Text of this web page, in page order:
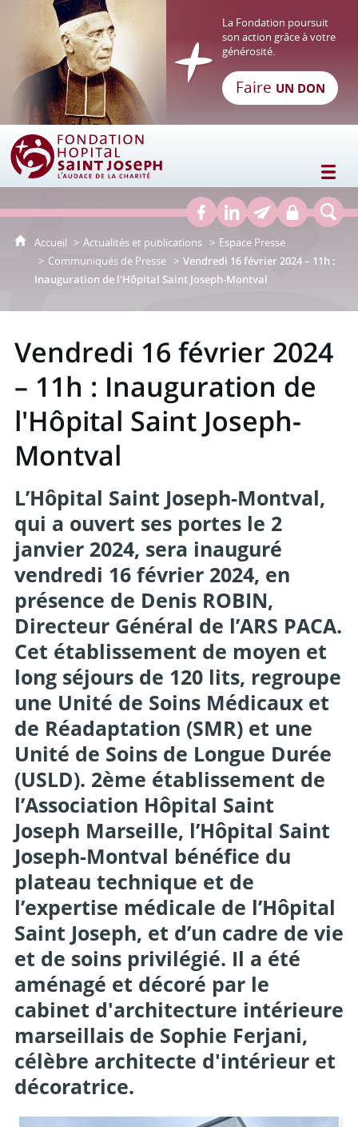
Fondation Hôpital Saint Joseph
La Fondation poursuit
son action grâce à votre
générosité.
Faire UN DON
Accueil Actualités et publications
Espace Presse
Communiqués de Presse
Vendredi 16 février 2024 – 11h :
Inauguration de l'Hôpital Saint Joseph-Montval
Vendredi 16 février 2024
– 11h : Inauguration de
l'Hôpital Saint Joseph-
Montval
L’Hôpital Saint Joseph-Montval,
qui a ouvert ses portes le 2
janvier 2024, sera inauguré
vendredi 16 février 2024, en
présence de Denis ROBIN,
Directeur Général de l’ARS PACA.
Cet établissement de moyen et
long séjours de 120 lits, regroupe
une Unité de Soins Médicaux et
de Réadaptation (SMR) et une
Unité de Soins de Longue Durée
(USLD). 2ème établissement de
l’Association Hôpital Saint
Joseph Marseille, l’Hôpital Saint
Joseph-Montval bénéfice du
plateau technique et de
l’expertise médicale de l’Hôpital
Saint Joseph, et d’un cadre de vie
et de soins privilégié. Il a été
aménagé et décoré par le
cabinet d'architecture intérieure
marseillais de Sophie Ferjani,
célèbre architecte d'intérieur et
décoratrice.